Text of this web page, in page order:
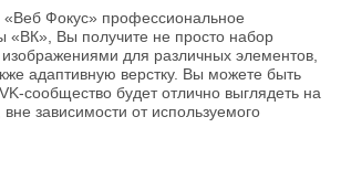
«Веб Фокус» профессиональное
«ВК», Вы получите не просто набор
для различных элементов,
адаптивную верстку. Вы можете быть
сообщество будет отлично выглядеть на
зависимости от используемого